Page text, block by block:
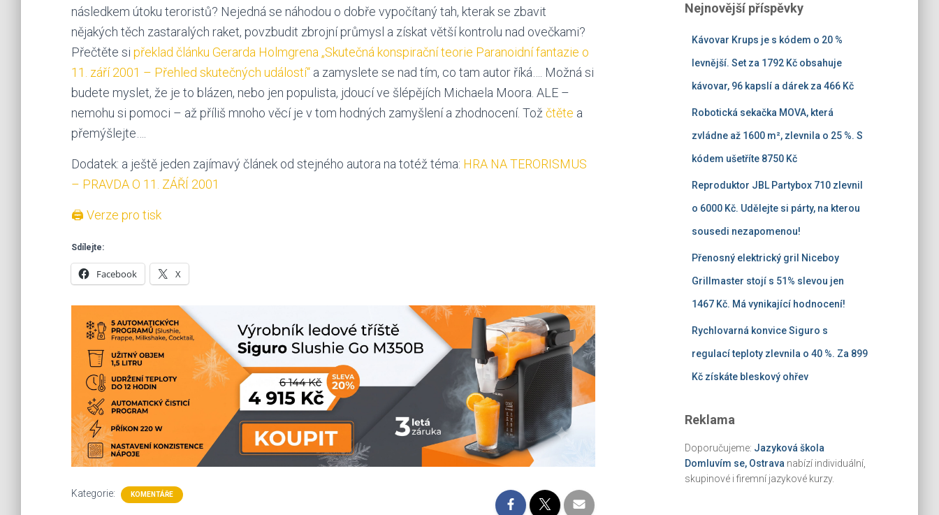
následkem útoku teroristů? Nejedná se náhodou o dobře vypočítaný tah, kterak se zbavit
nějakých těch zastaralých raket, povzbudit zbrojní průmysl a získat větší kontrolu nad ovečkami?
Přečtěte si překlad článku Gerarda Holmgrena „Skutečná konspirační teorie Paranoidní fantazie o
11. září 2001 – Přehled skutečných událostí“ a zamyslete se nad tím, co tam autor říká…. Možná si
budete myslet, že je to blázen, nebo jen populista, jdoucí ve šlépějích Michaela Moora. ALE –
nemohu si pomoci – až příliš mnoho věcí je v tom hodných zamyšlení a zhodnocení. Tož čtěte a
přemýšlejte….
Dodatek: a ještě jeden zajímavý článek od stejného autora na totéž téma: HRA NA TERORISMUS
– PRAVDA O 11. ZÁŘÍ 2001
🖨 Verze pro tisk
Sdílejte:
Facebook X
Kategorie: KOMENTÁŘE
Nejnovější příspěvky
Kávovar Krups je s kódem o 20 %
levnější. Set za 1792 Kč obsahuje
kávovar, 96 kapslí a dárek za 466 Kč
Robotická sekačka MOVA, která
zvládne až 1600 m², zlevnila o 25 %. S
kódem ušetříte 8750 Kč
Reproduktor JBL Partybox 710 zlevnil
o 6000 Kč. Udělejte si párty, na kterou
sousedi nezapomenou!
Přenosný elektrický gril Niceboy
Grillmaster stojí s 51% slevou jen
1467 Kč. Má vynikající hodnocení!
Rychlovarná konvice Siguro s
regulací teploty zlevnila o 40 %. Za 899
Kč získáte bleskový ohřev
Reklama
Doporučujeme: Jazyková škola
Domluvím se, Ostrava nabízí individuální,
skupinové i firemní jazykové kurzy.